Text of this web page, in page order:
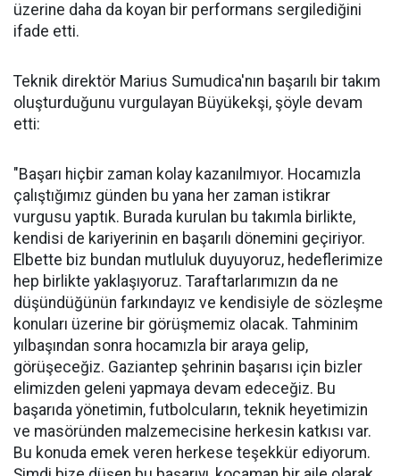
üzerine daha da koyan bir performans sergilediğini
ifade etti.
Teknik direktör Marius Sumudica'nın başarılı bir takım
oluşturduğunu vurgulayan Büyükekşi, şöyle devam
etti:
"Başarı hiçbir zaman kolay kazanılmıyor. Hocamızla
çalıştığımız günden bu yana her zaman istikrar
vurgusu yaptık. Burada kurulan bu takımla birlikte,
kendisi de kariyerinin en başarılı dönemini geçiriyor.
Elbette biz bundan mutluluk duyuyoruz, hedeflerimize
hep birlikte yaklaşıyoruz. Taraftarlarımızın da ne
düşündüğünün farkındayız ve kendisiyle de sözleşme
konuları üzerine bir görüşmemiz olacak. Tahminim
yılbaşından sonra hocamızla bir araya gelip,
görüşeceğiz. Gaziantep şehrinin başarısı için bizler
elimizden geleni yapmaya devam edeceğiz. Bu
başarıda yönetimin, futbolcuların, teknik heyetimizin
ve masöründen malzemecisine herkesin katkısı var.
Bu konuda emek veren herkese teşekkür ediyorum.